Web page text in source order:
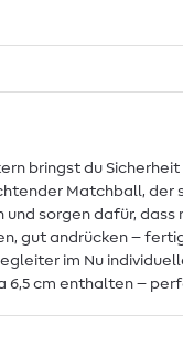
bringst du
Matchball,
und sorgen dafür,
gut andrücken –
im Nu
6,5 cm enthalten –